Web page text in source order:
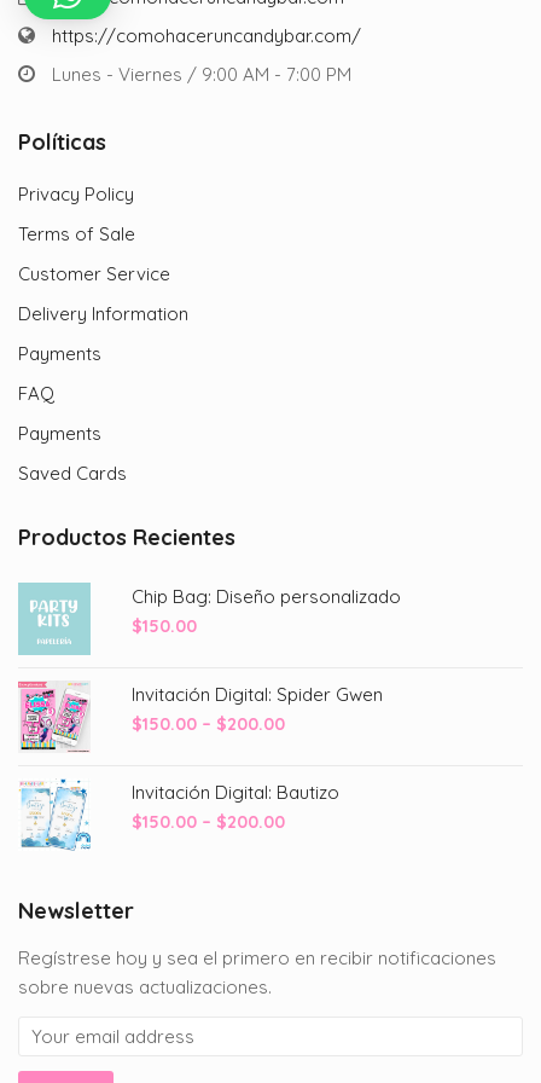
https://comohaceruncandybar.com/
Lunes - Viernes / 9:00 AM - 7:00 PM
Políticas
Privacy Policy
Terms of Sale
Customer Service
Delivery Information
Payments
FAQ
Payments
Saved Cards
Productos Recientes
Chip Bag: Diseño personalizado
$150.00
Invitación Digital: Spider Gwen
$150.00 – $200.00Price
through
$200.00
Invitación Digital: Bautizo
$150.00 – $200.00Price
Newsletter
Regístrese hoy y sea el primero en recibir notificaciones
sobre nuevas actualizaciones.